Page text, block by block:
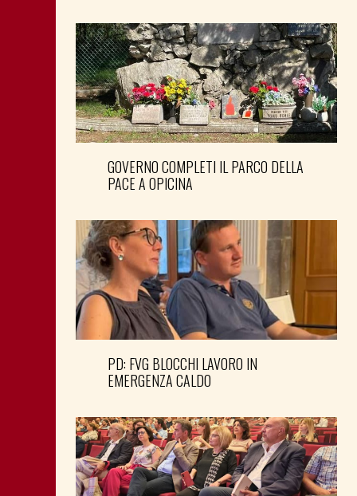
GOVERNO COMPLETI IL PARCO DELLA
PACE A OPICINA
PD: FVG BLOCCHI LAVORO IN
EMERGENZA CALDO